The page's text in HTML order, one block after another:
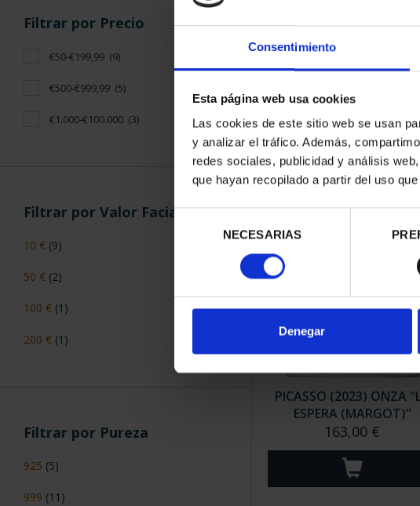
Consentimiento
Esta página web usa cookies
Las cookies de este sitio web se usan
y analizar el tráfico. Además,
redes sociales, publicidad y análisis
que hayan recopilado a partir del uso
Selección
consentimiento
NECESARIAS
Denegar
Filtrar por Precio
€50-€199,99 (9)
€500-€999,99 (5)
€1.000-€100.000 (3)
Filtrar por Valor Facial
10 € (9)
50 € (2)
100 € (1)
200 € (1)
Filtrar por Pureza
925 (5)
999 (11)
(2023) 4 ESCUDOS
2.330,00 €
PICASSO (2023) ONZA
ESPERA (MARGOT)"
163,00 €